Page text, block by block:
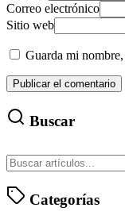
Correo electrónico
Sitio web
Guarda mi
Buscar
Categorías